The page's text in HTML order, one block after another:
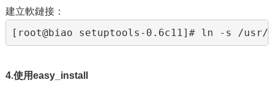
建立軟鏈接：
[root@biao setuptools-0.6c11]# ln -s /
4.使用easy_install